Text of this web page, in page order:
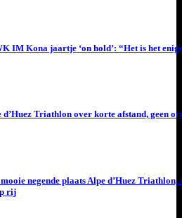
IM Kona jaartje ‘on hold’: “Het is het
d’Huez Triathlon over korte afstand, geen
negende plaats Alpe d’Huez Triathlon,
rij